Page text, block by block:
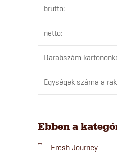
brutto:
netto:
Darabszám
Egységek száma a
Ebben a
Fresh Journey